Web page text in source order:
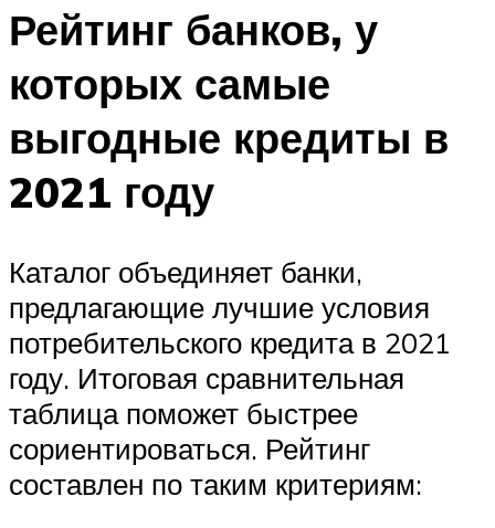
Рейтинг банков, у
которых самые
выгодные кредиты в
2021 году
Каталог объединяет банки,
предлагающие лучшие условия
потребительского кредита в 2021
году. Итоговая сравнительная
таблица поможет быстрее
сориентироваться. Рейтинг
составлен по таким критериям: